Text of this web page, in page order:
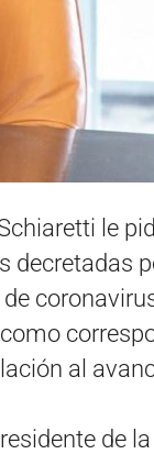
le
decretadas
al
de